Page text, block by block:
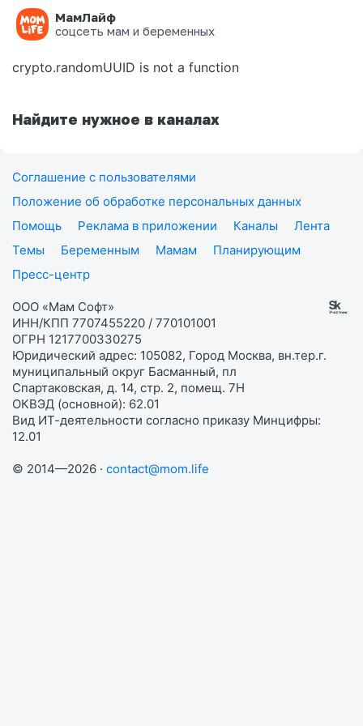
МамЛайф
соцсеть мам и беременных
Ошибка на странице
crypto.randomUUID is not a function
Найдите нужное в каналах
Соглашение с пользователями
Положение об обработке персональных данных
Помощь
Реклама в приложении Каналы
Лента
Темы
Беременным Мамам
Планирующим
Пресс-центр
ООО «Мам Софт»
ИНН/КПП 7707455220 / 770101001
ОГРН 1217700330275
Юридический адрес: 105082, Город Москва, вн.тер.г.
муниципальный округ Басманный, пл
Спартаковская, д. 14, стр. 2, помещ. 7Н
ОКВЭД (основной): 62.01
Вид ИТ-деятельности согласно приказу Минцифры:
12.01
© 2014—2026 · contact@mom.life